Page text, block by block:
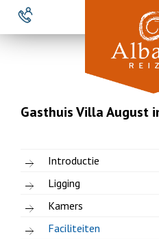
Overslaan
naar
Gasthuis Villa August
Introductie
Ligging
Kamers
Faciliteiten